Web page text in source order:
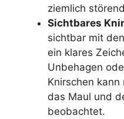
ziemlich
Sichtbares
sichtbar mit
ein klares
Unbehagen
Knirschen
das Maul und
beobachtet.